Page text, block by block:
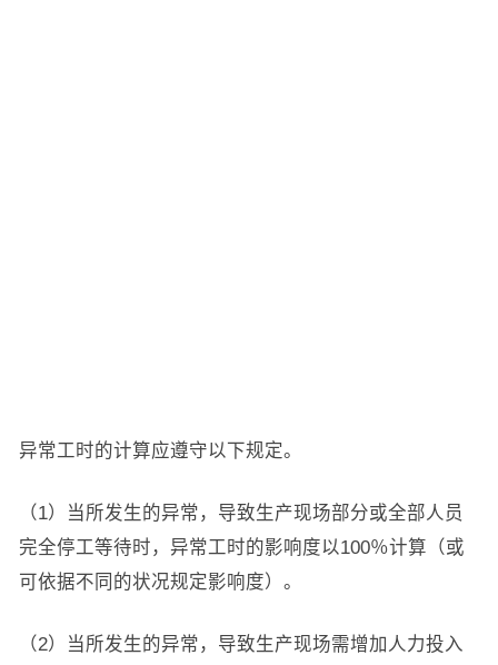
异常工时的计算应遵守以下规定。
（1）当所发生的异常，导致生产现场部分或全部人员
完全停工等待时，异常工时的影响度以100％计算（或
可依据不同的状况规定影响度）。
（2）当所发生的异常，导致生产现场需增加人力投入